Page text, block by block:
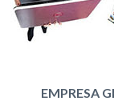
EMPRESA